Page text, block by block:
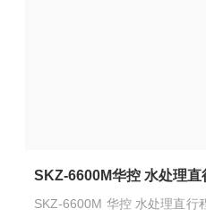
SKZ-6600M华控 水处理
SKZ-6600M 华控 水处理直行